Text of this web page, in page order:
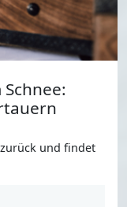
und findet